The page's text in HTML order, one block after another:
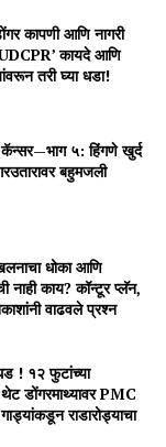
कापणी आणि नागरी
कायदे आणि
तरी घ्या धडा!
५: हिंगणे खुर्द
बहुमजली
धोका आणि
नाही काय? कॉन्टूर प्लॅन,
वाढवले प्रश्न
! १२ फुटांच्या
डोंगरमाथ्यावर PMC
राडारोड्याचा